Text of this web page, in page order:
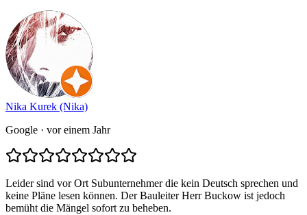
Nika Kurek (Nika)
Google · vor einem Jahr
Leider sind vor Ort Subunternehmer die kein Deutsch sprechen und
keine Pläne lesen können. Der Bauleiter Herr Buckow ist jedoch
bemüht die Mängel sofort zu beheben.